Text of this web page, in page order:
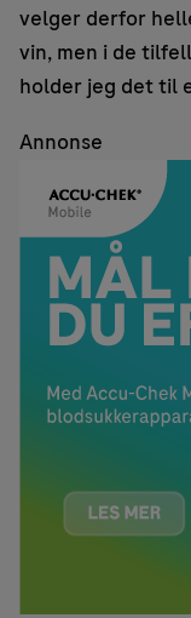
velger derfor
vin, men i de
holder jeg det til
Annonse